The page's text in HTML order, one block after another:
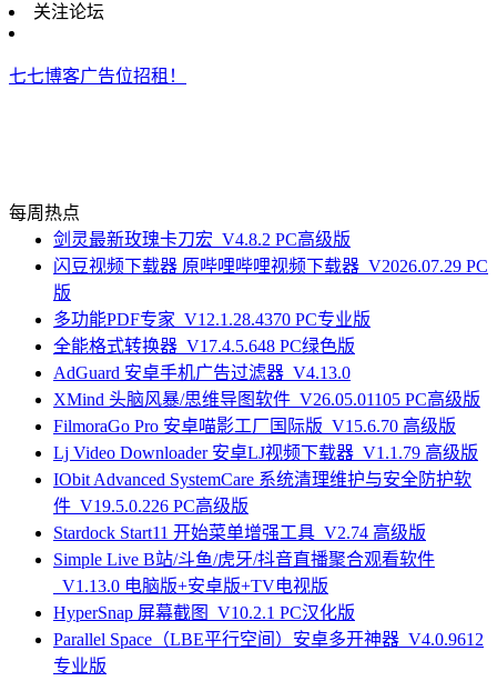
关注论坛
七七博客广告位招租！
每周热点
剑灵最新玫瑰卡刀宏_V4.8.2 PC高级版
闪豆视频下载器 原哔哩哔哩视频下载器_V2026.07.29 PC
版
多功能PDF专家_V12.1.28.4370 PC专业版
全能格式转换器_V17.4.5.648 PC绿色版
AdGuard 安卓手机广告过滤器_V4.13.0
XMind 头脑风暴/思维导图软件_V26.05.01105 PC高级版
FilmoraGo Pro 安卓喵影工厂国际版_V15.6.70 高级版
Lj Video Downloader 安卓LJ视频下载器_V1.1.79 高级版
IObit Advanced SystemCare 系统清理维护与安全防护软
件_V19.5.0.226 PC高级版
Stardock Start11 开始菜单增强工具_V2.74 高级版
Simple Live B站/斗鱼/虎牙/抖音直播聚合观看软件
_V1.13.0 电脑版+安卓版+TV电视版
HyperSnap 屏幕截图_V10.2.1 PC汉化版
Parallel Space（LBE平行空间）安卓多开神器_V4.0.9612
专业版